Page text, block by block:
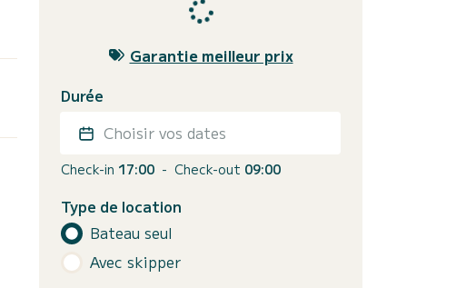
Garantie meilleur prix
Durée
Choisir vos dates
Check-in 17:00 - Check-out 09:00
Type de location
Bateau seul
Avec skipper